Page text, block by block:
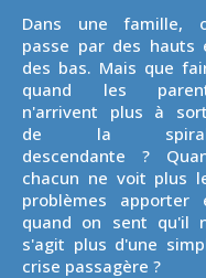
Dans une famille,
passe par des hauts
des bas. Mais que
quand les
n'arrivent plus à
de la
descendante ?
chacun ne voit plus
problèmes apporter
quand on sent qu'il
s'agit plus d'une
crise passagère ?